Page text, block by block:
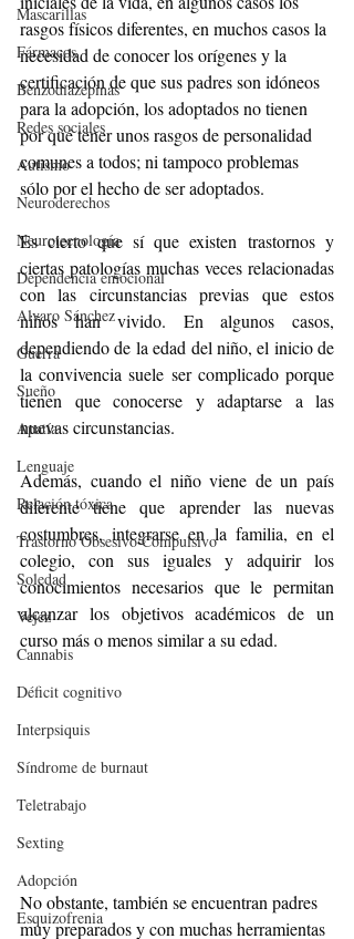
Mascarillas
Fármacos
Benzodiazepinas
Redes sociales
Autismo
Neuroderechos
Neurotecnología
Dependencia emocional
Alvaro Sánchez
Guerra
Sueño
Apatía
Lenguaje
Relación tóxica
Trastorno Obsesivo Compulsivo
Soledad
Vejez
Cannabis
Déficit cognitivo
Interpsiquis
Síndrome de burnaut
Teletrabajo
Sexting
Adopción
Esquizofrenia
rasgos físicos diferentes, en muchos casos la
necesidad de conocer los orígenes y la
certificación de que sus padres son idóneos
para la adopción, los adoptados no tienen
por qué tener unos rasgos de personalidad
comunes a todos; ni tampoco problemas
sólo por el hecho de ser adoptados.
Es cierto que sí que existen trastornos y
ciertas patologías muchas veces relacionadas
con las circunstancias previas que estos
niños han vivido. En algunos casos,
dependiendo de la edad del niño, el inicio de
la convivencia suele ser complicado porque
tienen que conocerse y adaptarse a las
nuevas circunstancias.
Además, cuando el niño viene de un país
diferente tiene que aprender las nuevas
costumbres, integrarse en la familia, en el
colegio, con sus iguales y adquirir los
conocimientos necesarios que le permitan
alcanzar los objetivos académicos de un
curso más o menos similar a su edad.
No obstante, también se encuentran padres
muy preparados y con muchas herramientas